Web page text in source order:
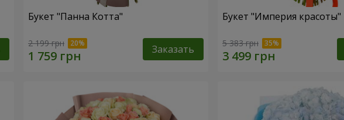
Букет "Панна Котта"
2 199 грн Заказать
Букет "Империя красоты"
5 383 грн